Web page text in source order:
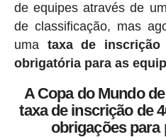
de equipes através de
de classificação, mas
uma taxa de inscrição
obrigatória para as
A Copa do Mundo
taxa de inscrição de
obrigações